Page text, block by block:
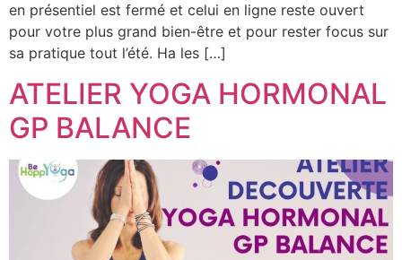
en présentiel est fermé et celui en ligne reste ouvert
pour votre plus grand bien-être et pour rester focus sur
sa pratique tout l’été. Ha les […]
ATELIER YOGA HORMONAL
GP BALANCE